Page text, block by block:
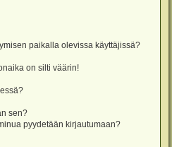
paikalla olevissa käyttäjissä?
on silti väärin!
sen?
pyydetään kirjautumaan?